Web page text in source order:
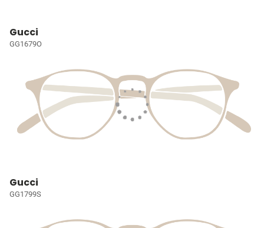
Gucci
GG1679O
Gucci
GG1799S